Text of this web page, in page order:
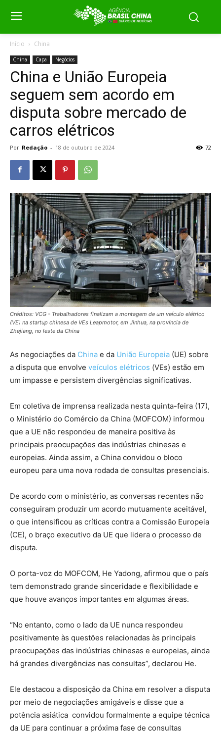
Início China
China Capa Negócios
China e União Europeia
seguem sem acordo em
disputa sobre mercado de
carros elétricos
Por Redação - 18 de outubro de 2024 72
Créditos: VCG - Trabalhadores finalizam a montagem de um veículo elétrico
(VE) na startup chinesa de VEs Leapmotor, em Jinhua, na província de
Zhejiang, no leste da China
As negociações da China e da União Europeia (UE) sobre
a disputa que envolve veículos elétricos (VEs) estão em
um impasse e persistem divergências significativas.
Em coletiva de imprensa realizada nesta quinta-feira (17),
o Ministério do Comércio da China (MOFCOM) informou
que a UE não respondeu de maneira positiva às
principais preocupações das indústrias chinesas e
europeias. Ainda assim, a China convidou o bloco
europeu para uma nova rodada de consultas presenciais.
De acordo com o ministério, as conversas recentes não
conseguiram produzir um acordo mutuamente aceitável,
o que intensificou as críticas contra a Comissão Europeia
(CE), o braço executivo da UE que lidera o processo de
disputa.
O porta-voz do MOFCOM, He Yadong, afirmou que o país
tem demonstrado grande sinceridade e flexibilidade e
que houve avanços importantes em algumas áreas.
“No entanto, como o lado da UE nunca respondeu
positivamente às questões relacionadas às principais
preocupações das indústrias chinesas e europeias, ainda
há grandes divergências nas consultas”, declarou He.
Ele destacou a disposição da China em resolver a disputa
por meio de negociações amigáveis e disse que a
potência asiática convidou formalmente a equipe técnica
da UE para continuar a próxima fase de consultas